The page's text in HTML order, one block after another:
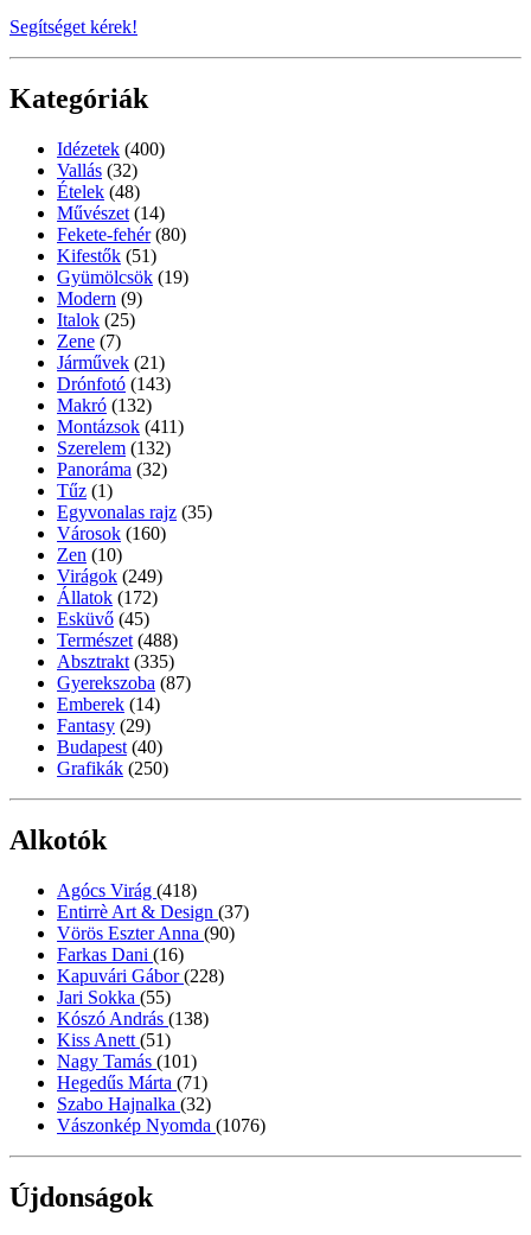
Segítséget kérek!
Kategóriák
Idézetek (400)
Vallás (32)
Ételek (48)
Művészet (14)
Fekete-fehér (80)
Kifestők (51)
Gyümölcsök (19)
Modern (9)
Italok (25)
Zene (7)
Járművek (21)
Drónfotó (143)
Makró (132)
Montázsok (411)
Szerelem (132)
Panoráma (32)
Tűz (1)
Egyvonalas rajz (35)
Városok (160)
Zen (10)
Virágok (249)
Állatok (172)
Esküvő (45)
Természet (488)
Absztrakt (335)
Gyerekszoba (87)
Emberek (14)
Fantasy (29)
Budapest (40)
Grafikák (250)
Alkotók
Agócs Virág (418)
Entirrè Art & Design (37)
Vörös Eszter Anna (90)
Farkas Dani (16)
Kapuvári Gábor(228)
Jari Sokka (55)
Kószó András (138)
Kiss Anett (51)
Nagy Tamás (101)
Hegedűs Márta (71)
Szabo Hajnalka (32)
Vászonkép Nyomda (1076)
Újdonságok